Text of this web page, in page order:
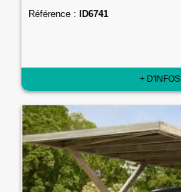
Référence : ID6741
+ D'INFOS